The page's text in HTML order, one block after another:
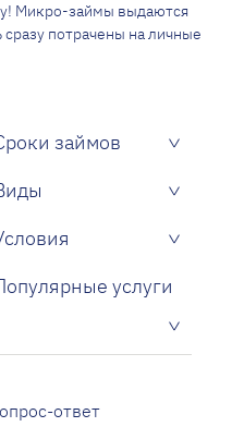
Микро-займы выдаются
потрачены на личные
займов
услуги
ответ